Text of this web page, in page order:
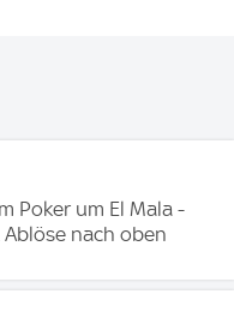
Poker um El Mala -
nach oben